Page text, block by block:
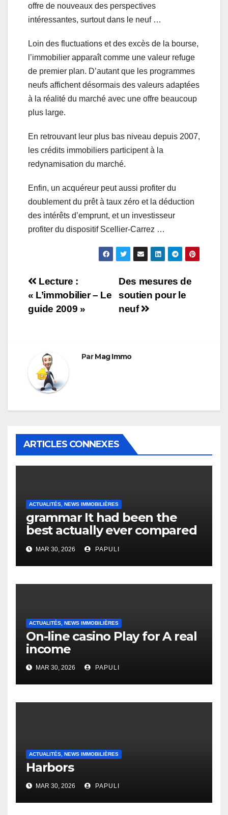
offre de nouveaux des perspectives
intéressantes, surtout dans le neuf …
Loin des fluctuations et des excès de la bourse,
l’immobilier apparaît comme une valeur refuge
de premier plan. D’autant que les programmes
neufs affichent désormais des valeurs adaptées
à la réalité du marché avec une offre beaucoup
plus large.
En retrouvant leur plus bas niveau depuis 2007,
les crédits immobiliers participent à la
redynamisation du marché.
Enfin, un acquéreur peut aussi profiter du
doublement du prêt à taux zéro et la déduction
des intérêts d’emprunt, et un investisseur
profiter du dispositif Scellier-Carrez …
Navigation
de
Des mesures de
soutien pour le
neuf
Lecture :
« L’immobilier – Le
guide 2009 »
ParMag Immo
ARTICLES CONNEXES
ACTUALITÉS, NEWS IMMOBILIÈRES
grammar It had been the
best actually ever compared
to it’s the top actually?
English Vocabulary Learners
Heap Change
MAR 30, 2026 PAPULI
ACTUALITÉS, NEWS IMMOBILIÈRES
On-line casino Play for A real
income
MAR 30, 2026 PAPULI
ACTUALITÉS, NEWS IMMOBILIÈRES
Harbors
MAR 30, 2026 PAPULI